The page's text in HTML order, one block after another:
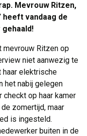
Mevrouw Ritzen,
heeft vandaag de
mevrouw Ritzen op
niet aanwezig te
haar elektrische
het nabij gelegen
op haar kamer
zomertijd, maar
is ingesteld.
buiten in de